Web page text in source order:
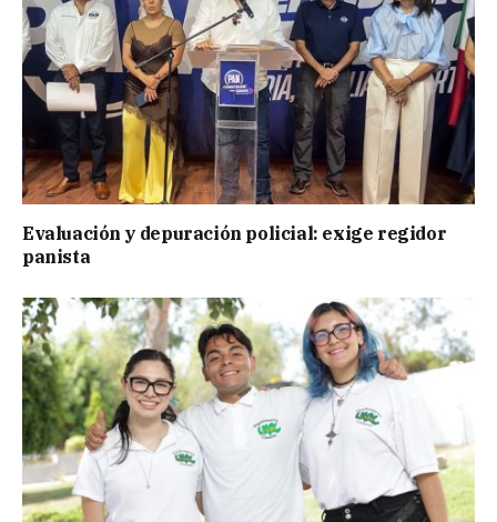
Evaluación y depuración policial: exige regidor
panista